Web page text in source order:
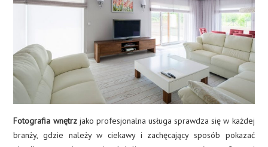
Fotografia wnętrzjako profesjonalna usługa sprawdza się w każdej
branży, gdzie należy w ciekawy i zachęcający sposób pokazać